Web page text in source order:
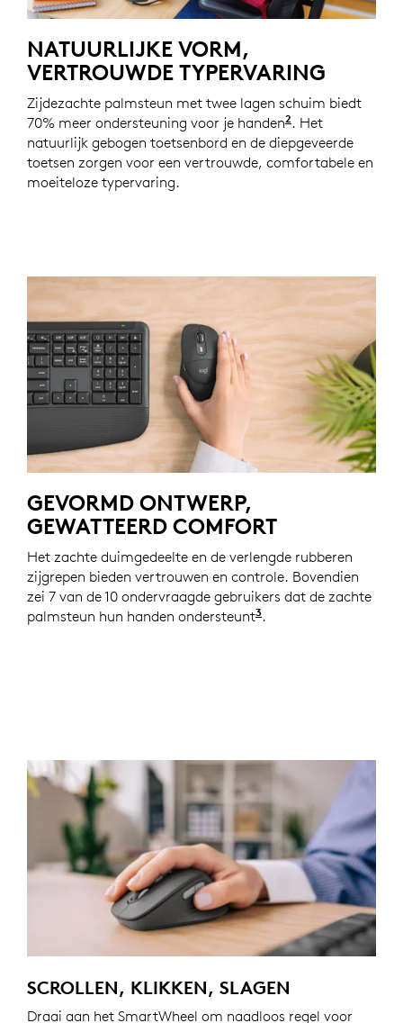
NATUURLIJKE VORM,
VERTROUWDE TYPERVARING
Zijdezachte palmsteun met twee lagen schuim biedt
70% meer ondersteuning voor je handen2 Op basis van
. Het
natuurlijk gebogen toetsenbord en de diepgeveerde
toetsen zorgen voor een vertrouwde, comfortabele en
moeiteloze typervaring.
GEVORMD ONTWERP,
GEWATTEERD COMFORT
Het zachte duimgedeelte en de verlengde rubberen
zijgrepen bieden vertrouwen en controle. Bovendien
zei 7 van de 10 ondervraagde gebruikers dat de zachte
palmsteun hun handen ondersteunt3Op basis van een
.
SCROLLEN, KLIKKEN, SLAGEN
Draai aan het SmartWheel om naadloos regel voor